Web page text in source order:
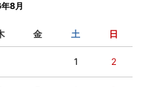
8月
金 土 日
1 2